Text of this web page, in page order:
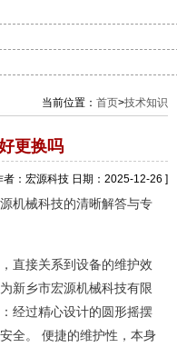
当前位置： 首页>技术知识
更换吗
者：宏源科技 日期：2025-12-26 ]
机械科技的清晰解答与专
直接关系到设备的维护效
新乡市宏源机械科技有限
经过精心设计的圆形摇摆
全。 便捷的维护性，本身